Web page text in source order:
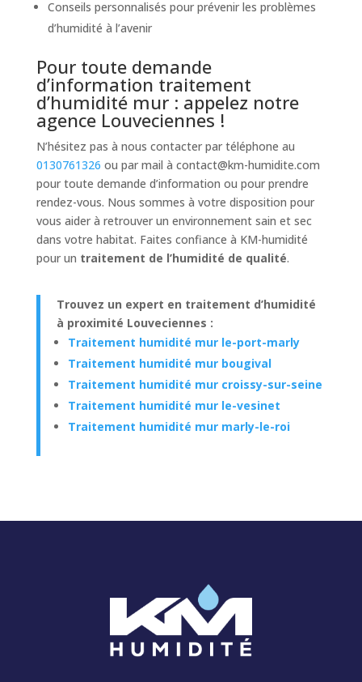
Conseils personnalisés pour prévenir les problèmes
d’humidité à l’avenir
Pour toute demande
d’information traitement
d’humidité mur : appelez notre
agence Louveciennes !
N’hésitez pas à nous contacter par téléphone au
0130761326 ou par mail à contact@km-humidite.com
pour toute demande d’information ou pour prendre
rendez-vous. Nous sommes à votre disposition pour
vous aider à retrouver un environnement sain et sec
dans votre habitat. Faites confiance à KM-humidité
pour un traitement de l’humidité de qualité.
Trouvez un expert en traitement d’humidité
à proximité Louveciennes :
Traitement humidité mur le-port-marly
Traitement humidité mur bougival
Traitement humidité mur croissy-sur-seine
Traitement humidité mur le-vesinet
Traitement humidité mur marly-le-roi